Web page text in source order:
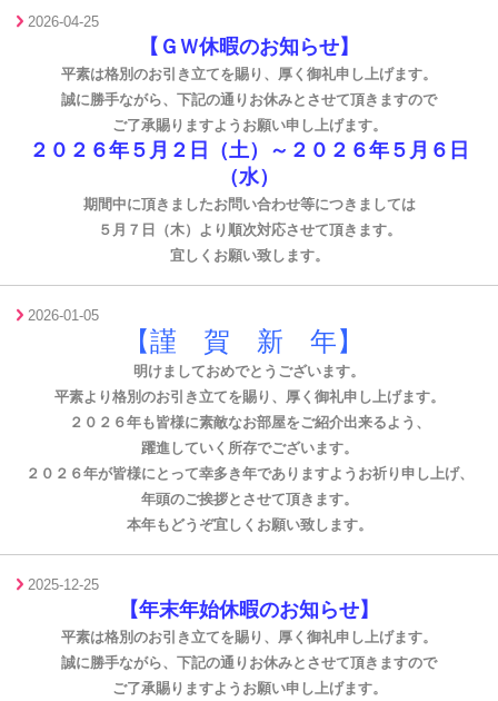
2026-04-25
【ＧＷ休暇のお知らせ】
平素は格別のお引き立てを賜り、厚く御礼申し上げます。
誠に勝手ながら、下記の通りお休みとさせて頂きますので
ご了承賜りますようお願い申し上げます。
２０２６年５月２日（土）～２０２６年５月６日
（水）
期間中に頂きましたお問い合わせ等につきましては
５月７日（木）より順次対応させて頂きます。
宜しくお願い致します。
2026-01-05
【謹 賀 新 年】
明けましておめでとうございます。
平素より格別のお引き立てを賜り、厚く御礼申し上げます。
２０２６年も皆様に素敵なお部屋をご紹介出来るよう、
躍進していく所存でございます。
２０２６年が皆様にとって幸多き年でありますようお祈り申し上げ、
年頭のご挨拶とさせて頂きます。
本年もどうぞ宜しくお願い致します。
2025-12-25
【年末年始休暇のお知らせ】
平素は格別のお引き立てを賜り、厚く御礼申し上げます。
誠に勝手ながら、下記の通りお休みとさせて頂きますので
ご了承賜りますようお願い申し上げます。